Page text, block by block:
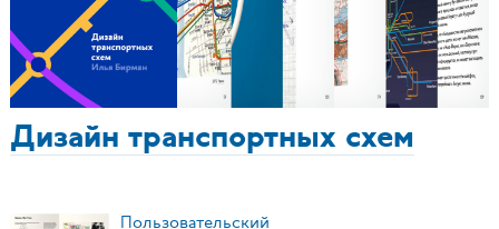
Дизайн транспортных схем
Пользовательский